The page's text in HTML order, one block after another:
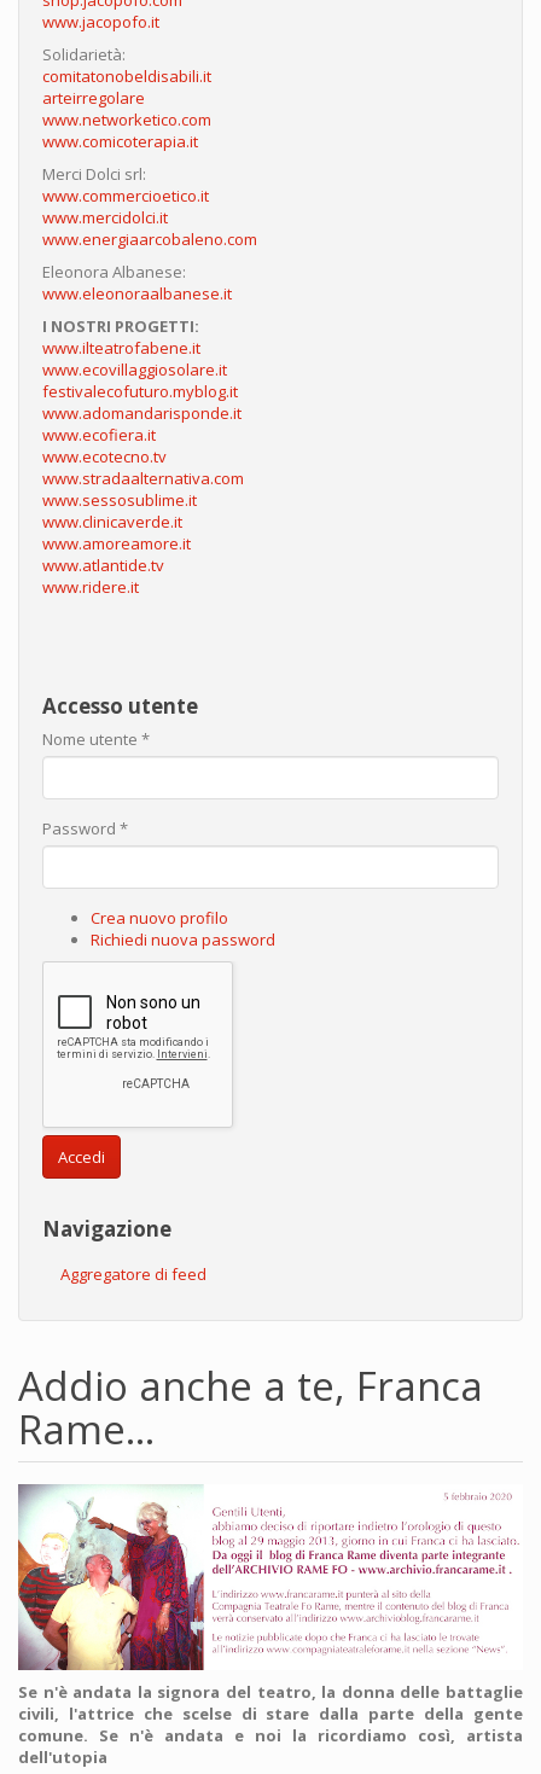
www.jacopofo.it
Solidarietà:
comitatonobeldisabili.it
arteirregolare
www.networketico.com
www.comicoterapia.it
Merci Dolci srl:
www.commercioetico.it
www.mercidolci.it
www.energiaarcobaleno.com
Eleonora Albanese:
www.eleonoraalbanese.it
I NOSTRI PROGETTI:
www.ilteatrofabene.it
www.ecovillaggiosolare.it
festivalecofuturo.myblog.it
www.adomandarisponde.it
www.ecofiera.it
www.ecotecno.tv
www.stradaalternativa.com
www.sessosublime.it
www.clinicaverde.it
www.amoreamore.it
www.atlantide.tv
www.ridere.it
Accesso utente
Nome utente *
Password *
Crea nuovo profilo
Richiedi nuova password
Accedi
Navigazione
Aggregatore di feed
Addio anche a te, Franca
Rame…
Se n'è andata la signora del teatro, la donna delle battaglie
civili, l'attrice che scelse di stare dalla parte della gente
comune. Se n'è andata e noi la ricordiamo così, artista
dell'utopia